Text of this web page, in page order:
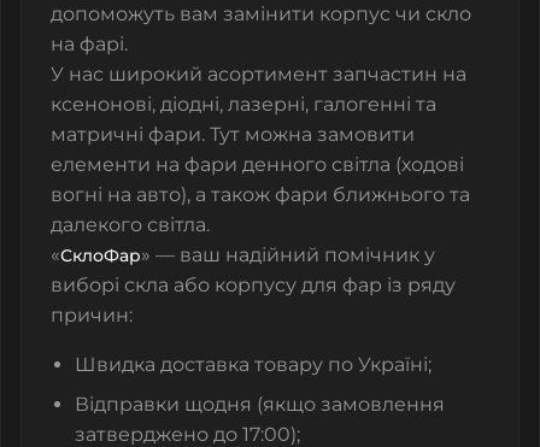
допоможуть вам замінити корпус чи скло
на фарі.
У нас широкий асортимент запчастин на
ксенонові, діодні, лазерні, галогенні та
матричні фари. Тут можна замовити
елементи на фари денного світла (ходові
вогні на авто), а також фари ближнього та
далекого світла.
«СклоФар» — ваш надійний помічник у
виборі скла або корпусу для фар із ряду
причин:
Швидка доставка товару по Україні;
Відправки щодня (якщо замовлення
затверджено до 17:00);